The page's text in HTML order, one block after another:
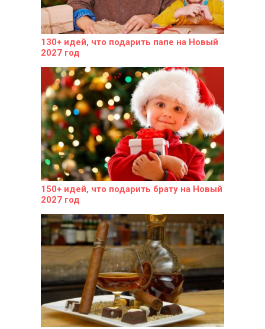
130+ идей, что подарить папе на Новый
2027 год
150+ идей, что подарить брату на Новый
2027 год